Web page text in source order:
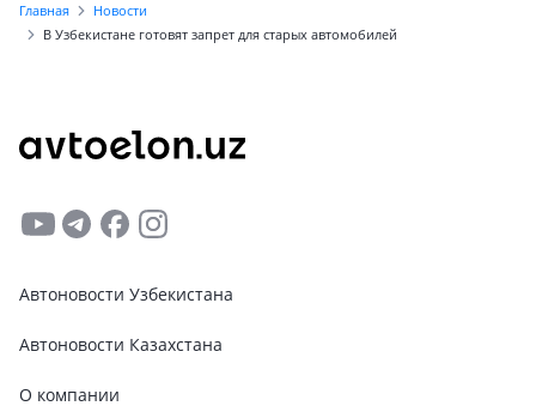
Главная
Новости
В Узбекистане готовят запрет для старых автомобилей
Автоновости Узбекистана
Автоновости Казахстана
О компании